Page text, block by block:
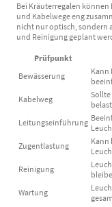
Bei Kräuterregalen
und Kabelwege eng
nicht nur optisch, sondern
und Reinigung geplant
Prüfpunkt
Bewässerung
Kann
Kabelweg
Leitungseinführung
Zugentlastung
Kann
Reinigung
Wartung